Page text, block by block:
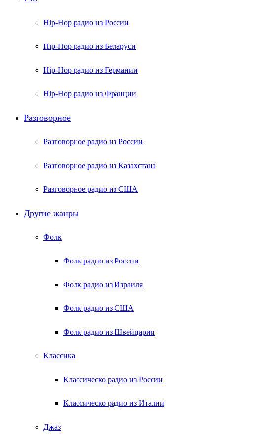
Hip-Hop радио из России
Hip-Hop радио из Беларуси
Hip-Hop радио из Германии
Hip-Hop радио из Франции
Разговорное
Разговорное радио из России
Разговорное радио из Казахстана
Разговорное радио из США
Другие жанры
Фолк
Фолк радио из России
Фолк радио из Израиля
Фолк радио из США
Фолк радио из Швейцарии
Классика
Классическо радио из России
Классическо радио из Италии
Джаз